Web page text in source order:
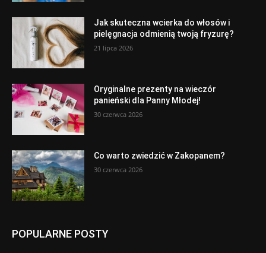
Jak skuteczna wcierka do włosów i
pielęgnacja odmienią twoją fryzurę?
21 lipca 2026
Oryginalne prezenty na wieczór
panieński dla Panny Młodej!
30 czerwca 2026
Co warto zwiedzić w Zakopanem?
30 czerwca 2026
POPULARNE POSTY